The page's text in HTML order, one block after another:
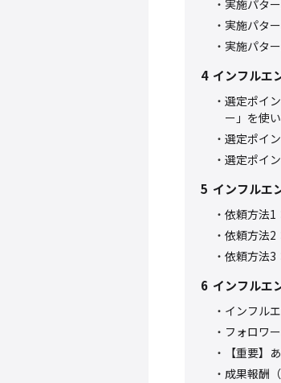
実施パタ
実施パタ
実施パタ
4 インフルエ
選定ポイ
ー」を使
選定ポイ
選定ポイ
5 インフルエ
依頼方法1
依頼方法2
依頼方法3
6 インフルエ
インフル
フォロワ
【重要】
成果報酬